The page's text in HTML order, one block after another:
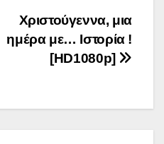
r
Χριστούγεννα, μια
ημέρα με… Ιστορία !
[HD1080p]